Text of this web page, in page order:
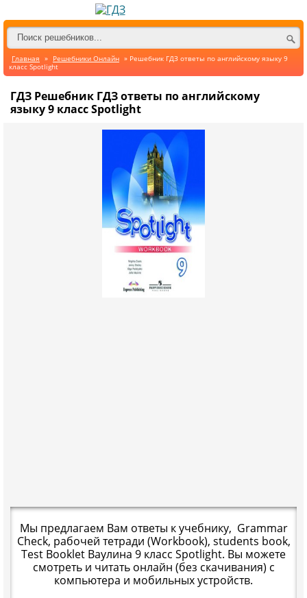
Главная » Решебники Онлайн » Решебник ГДЗ ответы по английскому языку 9
класс Spotlight
ГДЗ Решебник ГДЗ ответы по английскому
языку 9 класс Spotlight
Мы предлагаем Вам ответы к учебнику, Grammar
Check, рабочей тетради (Workbook), students book,
Test Booklet Ваулина 9 класс Spotlight. Вы можете
смотреть и читать онлайн (без скачивания) с
компьютера и мобильных устройств.